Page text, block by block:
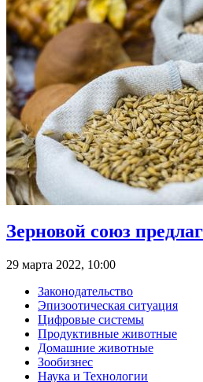
Зерновой союз
29 марта 2022, 10:00
Законодательство
Эпизоотическая ситуация
Цифровые системы
Продуктивные животные
Домашние животные
Зообизнес
Наука и Технологии